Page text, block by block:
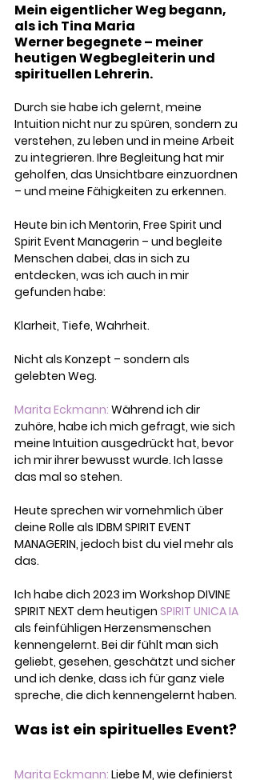
Mein eigentlicher Weg begann,
als ich Tina Maria
Werner begegnete – meiner
heutigen Wegbegleiterin und
spirituellen Lehrerin.
Durch sie habe ich gelernt, meine
Intuition nicht nur zu spüren, sondern zu
verstehen, zu leben und in meine Arbeit
zu integrieren. Ihre Begleitung hat mir
geholfen, das Unsichtbare einzuordnen
– und meine Fähigkeiten zu erkennen.
Heute bin ich Mentorin, Free Spirit und
Spirit Event Managerin – und begleite
Menschen dabei, das in sich zu
entdecken, was ich auch in mir
gefunden habe:
Klarheit, Tiefe, Wahrheit.
Nicht als Konzept – sondern als
gelebten Weg.
Marita Eckmann: Während ich dir
zuhöre, habe ich mich gefragt, wie sich
meine Intuition ausgedrückt hat, bevor
ich mir ihrer bewusst wurde. Ich lasse
das mal so stehen.
Heute sprechen wir vornehmlich über
deine Rolle als IDBM SPIRIT EVENT
MANAGERIN, jedoch bist du viel mehr als
das.
Ich habe dich 2023 im Workshop DIVINE
SPIRIT NEXT dem heutigen SPIRIT UNICA IA
als feinfühligen Herzensmenschen
kennengelernt. Bei dir fühlt man sich
geliebt, gesehen, geschätzt und sicher
und ich denke, dass ich für ganz viele
spreche, die dich kennengelernt haben.
Was ist ein spirituelles Event?
Marita Eckmann: Liebe M, wie definierst